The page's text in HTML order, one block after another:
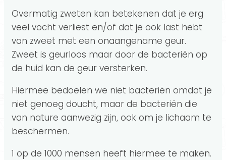
Overmatig zweten kan betekenen dat je erg
veel vocht verliest en/of dat je ook last hebt
van zweet met een onaangename geur.
Zweet is geurloos maar door de bacteriën op
de huid kan de geur versterken.
Hiermee bedoelen we niet bacteriën omdat je
niet genoeg doucht, maar de bacteriën die
van nature aanwezig zijn, ook om je lichaam te
beschermen.
1 op de 1000 mensen heeft hiermee te maken.